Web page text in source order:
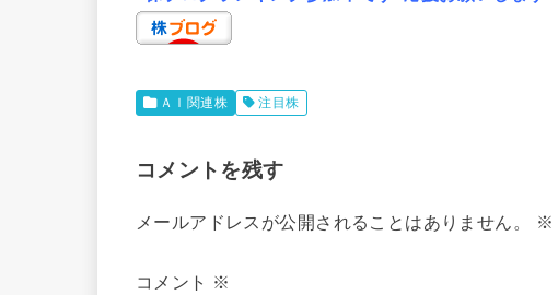
ＡＩ関連株 注目株
コメントを残す
メールアドレスが公開されることはありません。 ※
コメント ※